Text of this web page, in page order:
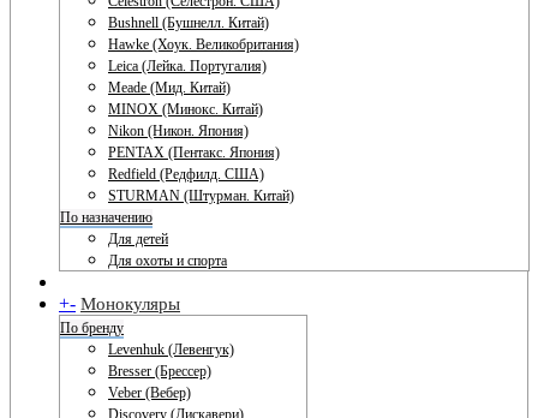
Bushnell (Бушнелл. Китай)
Hawke (Хоук. Великобритания)
Leica (Лейка. Португалия)
Meade (Мид. Китай)
MINOX (Минокс. Китай)
Nikon (Никон. Япония)
PENTAX (Пентакс. Япония)
Redfield (Редфилд. США)
STURMAN (Штурман. Китай)
По назначению
Для детей
Для охоты и спорта
+- Монокуляры
По бренду
Levenhuk (Левенгук)
Bresser (Брессер)
Veber (Вебер)
Discovery (Дискавери)